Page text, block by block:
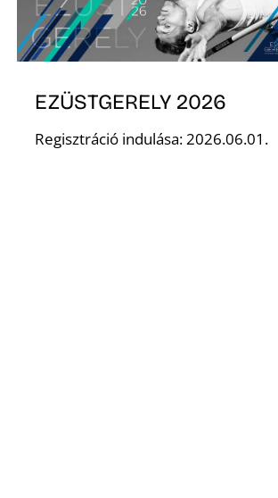
EZÜSTGERELY 2026
Regisztráció indulása: 2026.06.01.